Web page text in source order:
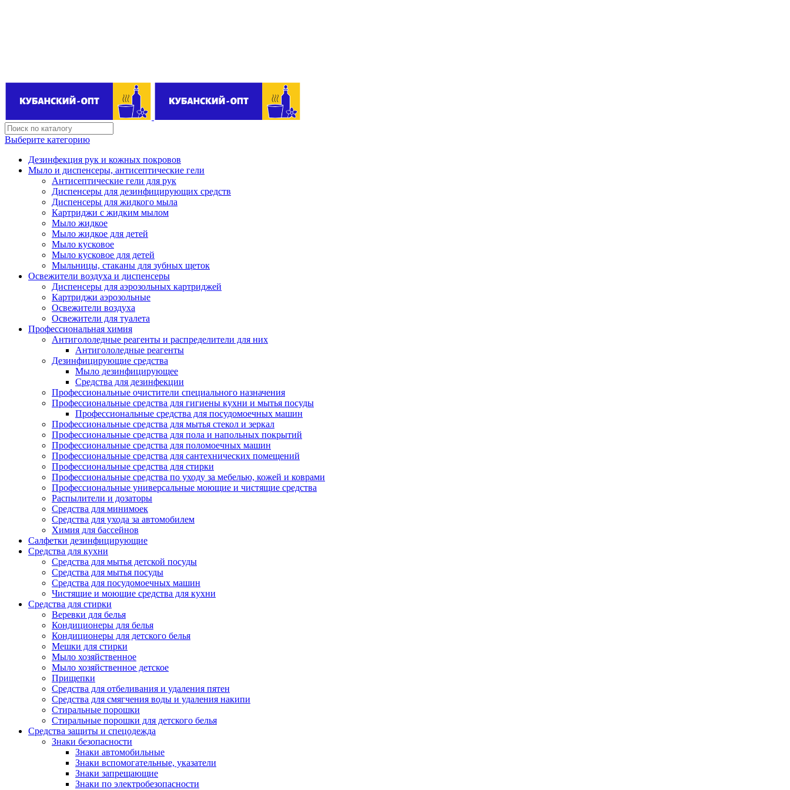
Выберите категорию
Дезинфекция рук и кожных покровов
Мыло и диспенсеры, антисептические гели
Антисептические гели для рук
Диспенсеры для дезинфицирующих средств
Диспенсеры для жидкого мыла
Картриджи с жидким мылом
Мыло жидкое
Мыло жидкое для детей
Мыло кусковое
Мыло кусковое для детей
Мыльницы, стаканы для зубных щеток
Освежители воздуха и диспенсеры
Диспенсеры для аэрозольных картриджей
Картриджи аэрозольные
Освежители воздуха
Освежители для туалета
Профессиональная химия
Антигололедные реагенты и распределители для них
Антигололедные реагенты
Дезинфицирующие средства
Мыло дезинфицирующее
Средства для дезинфекции
Профессиональные очистители специального назначения
Профессиональные средства для гигиены кухни и мытья посуды
Профессиональные средства для посудомоечных машин
Профессиональные средства для мытья стекол и зеркал
Профессиональные средства для пола и напольных покрытий
Профессиональные средства для поломоечных машин
Профессиональные средства для сантехнических помещений
Профессиональные средства для стирки
Профессиональные средства по уходу за мебелью, кожей и коврами
Профессиональные универсальные моющие и чистящие средства
Распылители и дозаторы
Средства для минимоек
Средства для ухода за автомобилем
Химия для бассейнов
Салфетки дезинфицирующие
Средства для кухни
Средства для мытья детской посуды
Средства для мытья посуды
Средства для посудомоечных машин
Чистящие и моющие средства для кухни
Средства для стирки
Веревки для белья
Кондиционеры для белья
Кондиционеры для детского белья
Мешки для стирки
Мыло хозяйственное
Мыло хозяйственное детское
Прищепки
Средства для отбеливания и удаления пятен
Средства для смягчения воды и удаления накипи
Стиральные порошки
Стиральные порошки для детского белья
Средства защиты и спецодежда
Знаки безопасности
Знаки автомобильные
Знаки вспомогательные, указатели
Знаки запрещающие
Знаки по электробезопасности